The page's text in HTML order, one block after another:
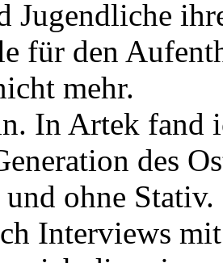
Jugendliche
für den
mehr.
In Artek fand
des
ohne
Interviews